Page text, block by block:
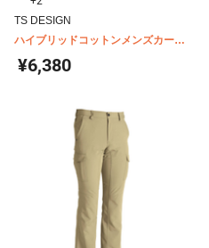
TS DESIGN
ハイブリッドコットンメンズカーゴ
パンツ 3514
¥6,380